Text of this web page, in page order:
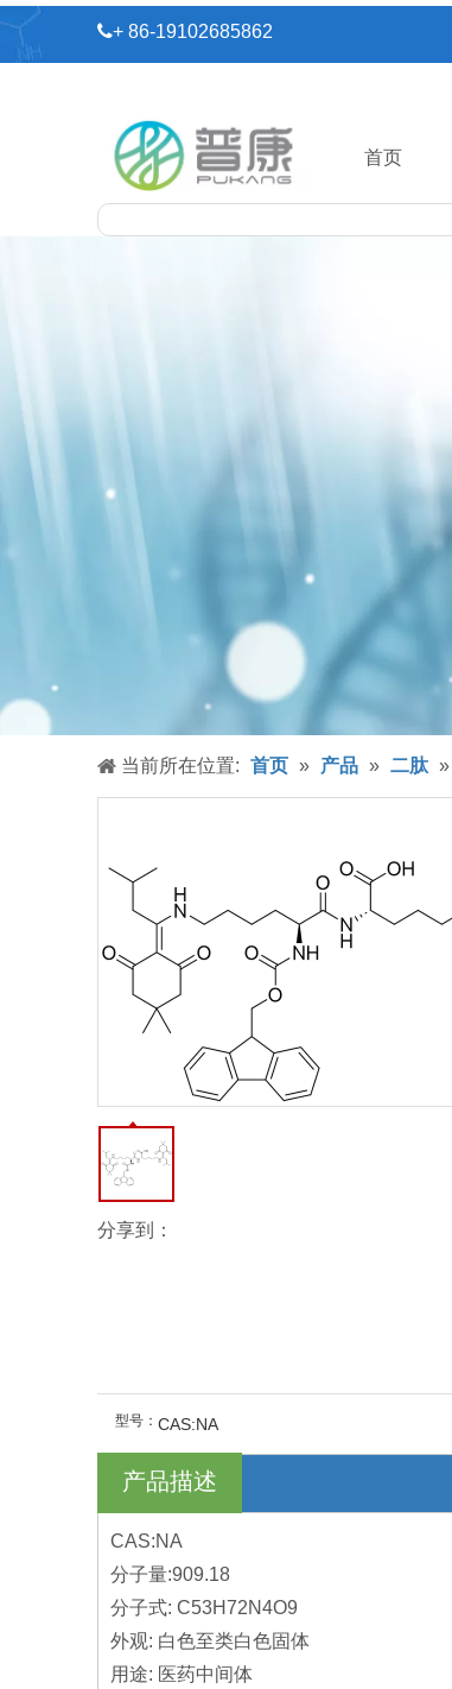
+ 86-19102685862
首页
当前所在位置: 首页 » 产品 » 二肽 »
分享到：
型号： CAS:NA
产品描述
CAS:NA
分子量:909.18
分子式: C53H72N4O9
外观: 白色至类白色固体
用途: 医药中间体